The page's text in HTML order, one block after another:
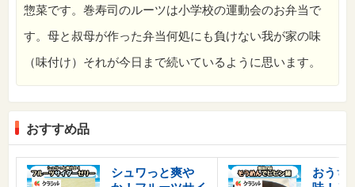
惣菜です。巻寿司のルーツは小学校の運動会のお弁当で
す。母と叔母が作った弁当何処にも負けない我が家の味
（味付け）それが今日まで続いているように思います。
おすすめ品
シュワっと爽や
おうち